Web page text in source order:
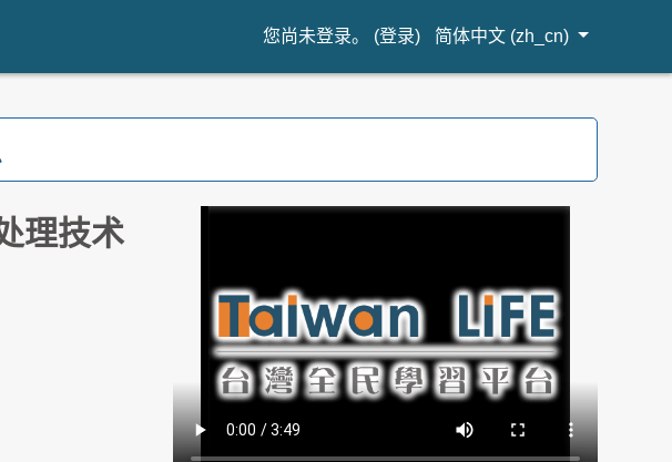
您尚未登录。 (登录) 简体中文 ‎(zh_cn)‎
理技术